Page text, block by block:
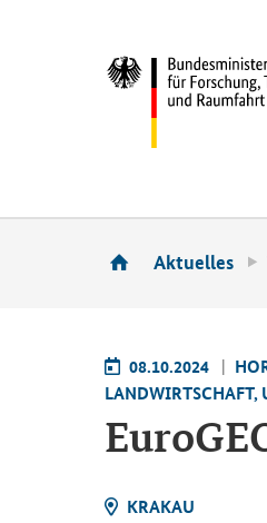
Aktuelles
08.10.2024
LAND­WIRT­SCHAFT,
KRA­KAU